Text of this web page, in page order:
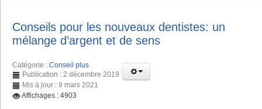
Conseils pour les nouveaux dentistes: un
mélange d’argent et de sens
Catégorie : Conseil plus
Publication : 2 décembre 2019
Mis à jour : 9 mars 2021
Affichages : 4903